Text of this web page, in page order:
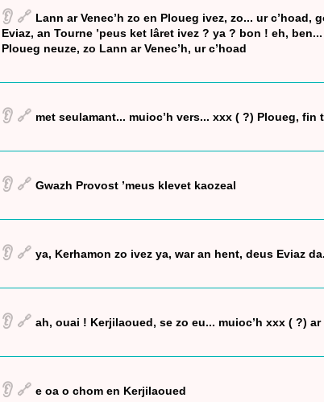
👂 🔗 Lann ar Venec’h zo en Ploueg ivez, zo... ur c’hoad,
Eviaz, an Tourne ’peus ket lâret ivez ? ya ? bon ! eh,
Ploueg neuze, zo Lann ar Venec’h, ur c’hoad
👂 🔗 met seulamant... muioc’h vers... xxx ( ?) Ploueg,
👂 🔗 Gwazh Provost ’meus klevet kaozeal
👂 🔗 ya, Kerhamon zo ivez ya, war an hent, deus Eviaz
👂 🔗 ah, ouai ! Kerjilaoued, se zo eu... muioc’h xxx ( ?)
👂 🔗 e oa o chom en Kerjilaoued